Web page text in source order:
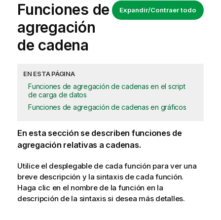
Expandir/Contraer todo
Funciones de
agregación
de cadena
EN ESTA PÁGINA
Funciones de agregación de cadenas en el script
de carga de datos
Funciones de agregación de cadenas en gráficos
En esta sección se describen funciones de
agregación relativas a cadenas.
Utilice el desplegable de cada función para ver una
breve descripción y la sintaxis de cada función.
Haga clic en el nombre de la función en la
descripción de la sintaxis si desea más detalles.